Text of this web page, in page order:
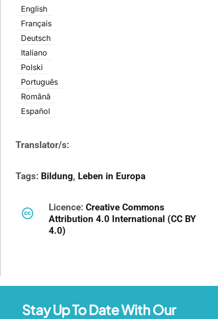
English
Français
Deutsch
Italiano
Polski
Português
Română
Español
Translator/s:
Tags: Bildung, Leben in Europa
Licence: Creative Commons
Attribution 4.0 International (CC BY
4.0)
Stay Up To Date With Our